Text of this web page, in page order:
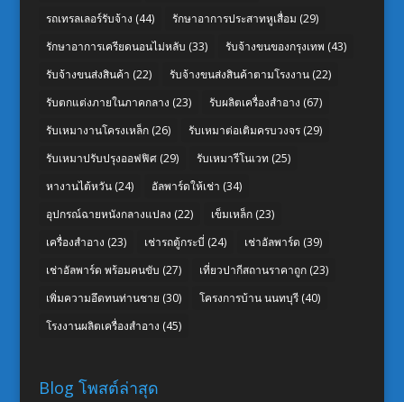
รถเทรลเลอร์รับจ้าง (44) รักษาอาการประสาทหูเสื่อม (29)
รักษาอาการเครียดนอนไม่หลับ (33) รับจ้างขนของกรุงเทพ (43)
รับจ้างขนส่งสินค้า (22) รับจ้างขนส่งสินค้าตามโรงงาน(22)
รับตกแต่งภายในภาคกลาง (23) รับผลิตเครื่องสำอาง (67)
รับเหมางานโครงเหล็ก(26) รับเหมาต่อเติมครบวงจร(29)
รับเหมาปรับปรุงออฟฟิศ(29) รับเหมารีโนเวท (25)
หางานไต้หวัน(24) อัลพาร์ดให้เช่า (34)
อุปกรณ์ฉายหนังกลางแปลง (22) เข็มเหล็ก(23)
เครื่องสำอาง (23) เช่ารถตู้กระบี่ (24) เช่าอัลพาร์ด (39)
เช่าอัลพาร์ด พร้อมคนขับ (27) เที่ยวปากีสถานราคาถูก(23)
เพิ่มความอึดทนท่านชาย (30) โครงการบ้าน นนทบุรี(40)
โรงงานผลิตเครื่องสำอาง (45)
Blog โพสต์ล่าสุด